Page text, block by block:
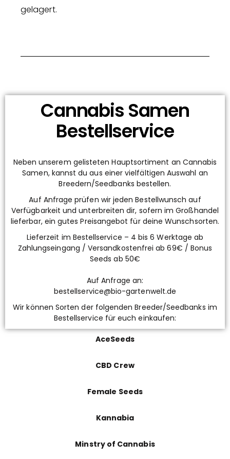
gelagert.
Cannabis Samen
Bestellservice
Neben unserem gelisteten Hauptsortiment an Cannabis
Samen, kannst du aus einer vielfältigen Auswahl an
Breedern/Seedbanks bestellen.
Auf Anfrage prüfen wir jeden Bestellwunsch auf
Verfügbarkeit und unterbreiten dir, sofern im Großhandel
lieferbar, ein gutes Preisangebot für deine Wunschsorten.
Lieferzeit im Bestellservice – 4 bis 6 Werktage ab
Zahlungseingang / Versandkostenfrei ab 69€ / Bonus
Seeds ab 50€
Auf Anfrage an:
bestellservice@bio-gartenwelt.de
Wir können Sorten der folgenden Breeder/Seedbanks im
Bestellservice für euch einkaufen:
AceSeeds
CBD Crew
Female Seeds
Kannabia
Minstry of Cannabis